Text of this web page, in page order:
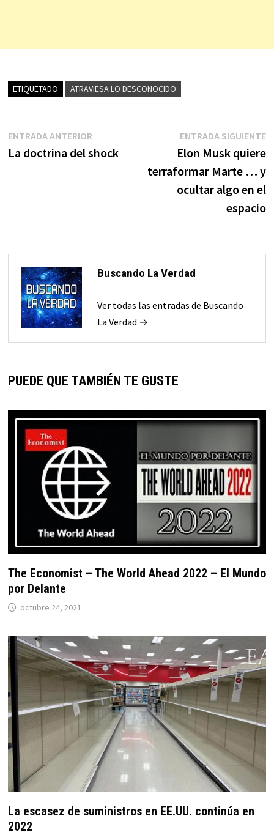
ETIQUETADO ATRAVIESA LO DESCONOCIDO
Navegación
de
ENTRADA ANTERIOREntrada
anterior:
La doctrina del shock
ENTRADA SIGUIENTE
Elon Musk quiere
terraformar Marte … y
ocultar algo en el
espacio
Buscando La Verdad
Ver todas las entradas de Buscando
La Verdad →
PUEDE QUE TAMBIÉN TE GUSTE
The Economist – The World Ahead 2022 – El Mundo
por Delante
octubre 24, 2021
La escasez de suministros en EE.UU. continúa en
2022